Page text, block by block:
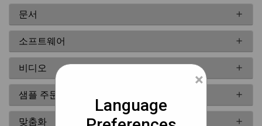
문서
소프트웨어
비디오
샘플 주문
맞춤화
×
Language